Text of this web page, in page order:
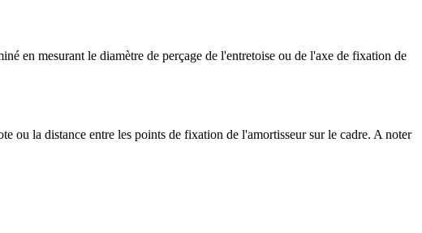
en mesurant le diamètre de perçage de l'entretoise ou de l'axe de fixation de
ou la distance entre les points de fixation de l'amortisseur sur le cadre. A noter